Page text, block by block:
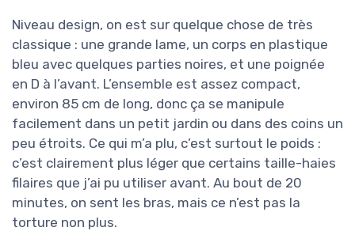
Niveau design, on est sur quelque chose de très
classique : une grande lame, un corps en plastique
bleu avec quelques parties noires, et une poignée
en D à l’avant. L’ensemble est assez compact,
environ 85 cm de long, donc ça se manipule
facilement dans un petit jardin ou dans des coins un
peu étroits. Ce qui m’a plu, c’est surtout le poids :
c’est clairement plus léger que certains taille-haies
filaires que j’ai pu utiliser avant. Au bout de 20
minutes, on sent les bras, mais ce n’est pas la
torture non plus.